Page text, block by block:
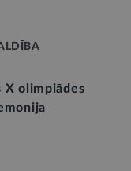
X olimpiādes